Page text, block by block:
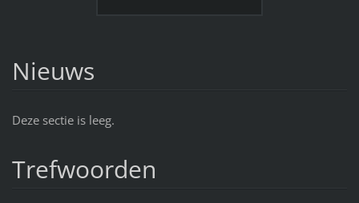
Nieuws
Deze sectie is leeg.
Trefwoorden